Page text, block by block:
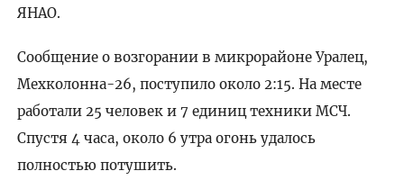
ЯНАО.
Сообщение о возгорании в микрорайоне Уралец,
Мехколонна-26, поступило около 2:15. На месте
работали 25 человек и 7 единиц техники МСЧ.
Спустя 4 часа, около 6 утра огонь удалось
полностью потушить.